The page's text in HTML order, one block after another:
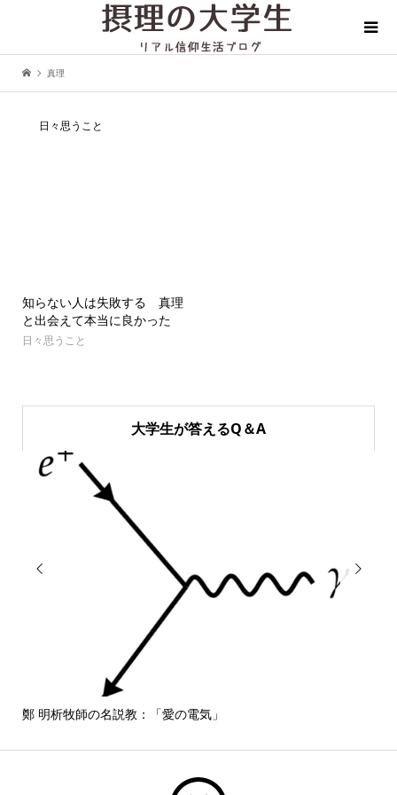
真理
日々思うこと
知らない人は失敗する 真理
と出会えて本当に良かった
日々思うこと
大学生が答えるQ＆A

鄭 明析牧師の名説教：「愛の電気」
